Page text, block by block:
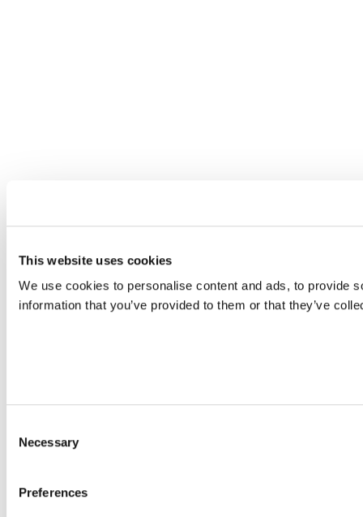
This website uses cookies
We use cookies to personalise content and ads, to provide
information that you’ve provided to them or that they’ve
Selection
Necessary
Preferences